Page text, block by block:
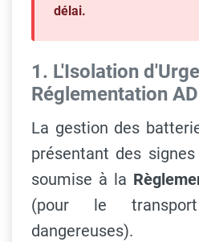
délai.
1. L'Isolation
Réglementation
La gestion des
présentant des
soumise à la
(pour le
dangereuses).